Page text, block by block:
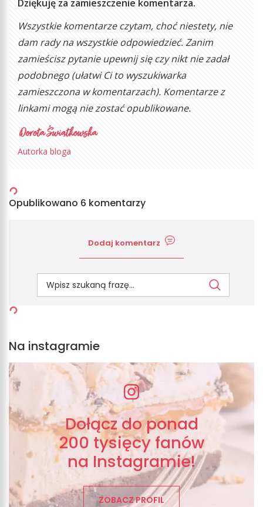
Dziękuję za zamieszczenie komentarza.
Wszystkie komentarze czytam, choć niestety, nie
dam rady na wszystkie odpowiedzieć. Zanim
zamieścisz pytanie upewnij się czy nikt nie zadał
podobnego (ułatwi Ci to wyszukiwarka
zamieszczona w komentarzach). Komentarze z
linkami mogą nie zostać opublikowane.
Autorka bloga
Opublikowano 6 komentarzy
Dodaj komentarz
Na instagramie
Dołącz do ponad
200 tysięcy fanów
na Instagramie!
ZOBACZ PROFIL